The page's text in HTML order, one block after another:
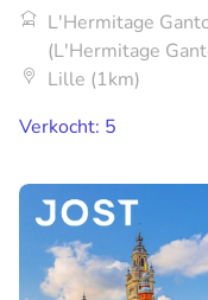
L'Hermitage
(L'Hermitage
Lille (1km)
Verkocht: 5